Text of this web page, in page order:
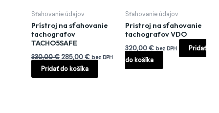
Sťahovanie údajov
Prístroj na sťahovanie
tachografov
TACHO5SAFE
330,00€ 285,00€ bez DPH
Pridať do košíka
Sťahovanie údajov
Pristroj na sťahovanie
tachografov VDO
320,00€ bez DPH
Pridať
do košíka